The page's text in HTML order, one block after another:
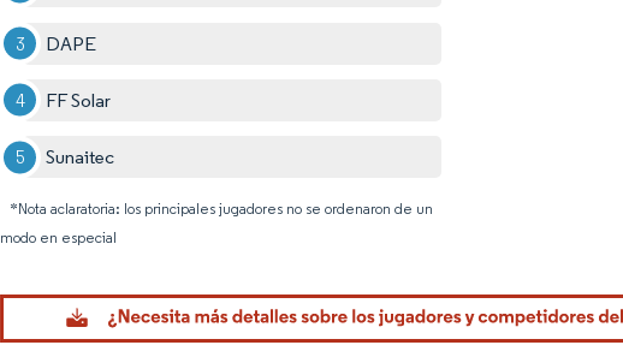
DAPE
FF Solar
Sunaitec
*Nota aclaratoria: los principales jugadores no se ordenaron de un
modo en especial
Imagen